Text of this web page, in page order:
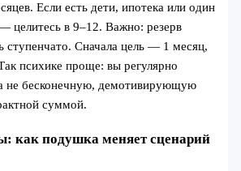
Если есть дети, ипотека или один
целитесь в 9–12. Важно: резерв
ступенчато. Сначала цель — 1 месяц,
психике проще: вы регулярно
а не бесконечную, демотивирующую
суммой.
как подушка меняет сценарий